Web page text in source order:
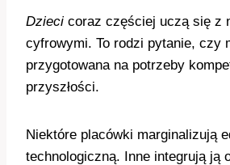
Dzieci coraz częściej uczą się z
cyfrowymi. To rodzi pytanie, czy
przygotowana na potrzeby
przyszłości.
Niektóre placówki marginalizują
technologiczną. Inne integrują ją